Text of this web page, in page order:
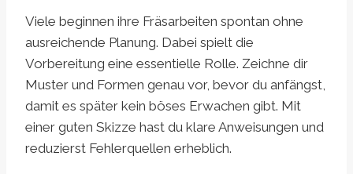
Viele beginnen ihre Fräsarbeiten spontan ohne
ausreichende Planung. Dabei spielt die
Vorbereitung eine essentielle Rolle. Zeichne dir
Muster und Formen genau vor, bevor du anfängst,
damit es später kein böses Erwachen gibt. Mit
einer guten Skizze hast du klare Anweisungen und
reduzierst Fehlerquellen erheblich.